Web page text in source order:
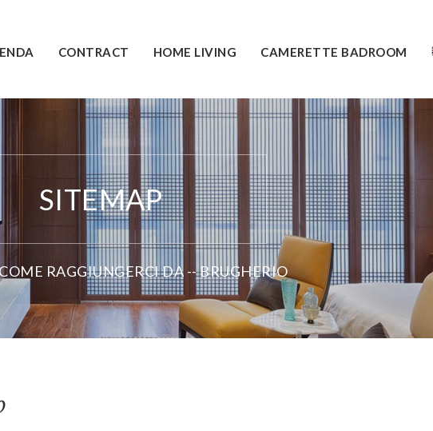
CONTRACT HOME LIVING CAMERETTE BADROOM
SITEMAP
COME RAGGIUNGERCI DA -- BRUGHERIO